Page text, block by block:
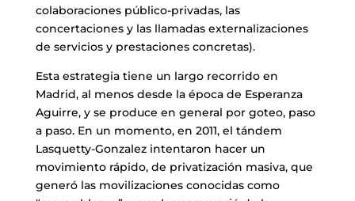
colaboraciones público-privadas, las
concertaciones y las llamadas externalizaciones
de servicios y prestaciones concretas).
Esta estrategia tiene un largo recorrido en
Madrid, al menos desde la época de Esperanza
Aguirre, y se produce en general por goteo, paso
a paso. En un momento, en 2011, el tándem
Lasquetty-Gonzalez intentaron hacer un
movimiento rápido, de privatización masiva, que
generó las movilizaciones conocidas como